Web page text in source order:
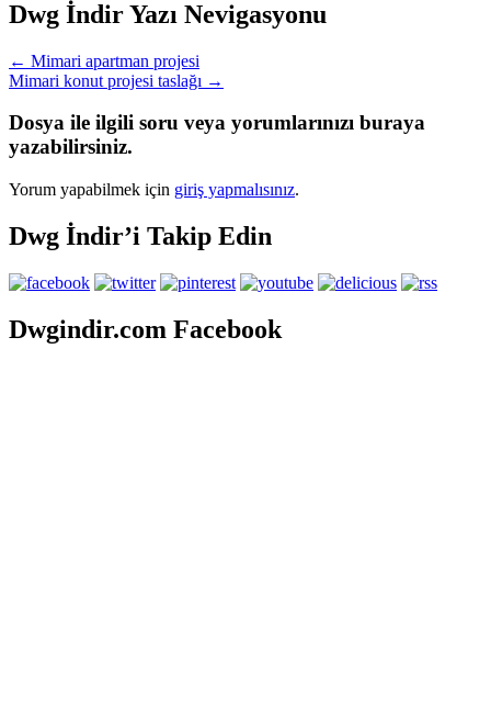
Dwg İndir Yazı Nevigasyonu
← Mimari apartman projesi
Mimari konut projesi taslağı →
Dosya ile ilgili soru veya yorumlarınızı buraya
yazabilirsiniz.
Yorum yapabilmek için giriş yapmalısınız.
Dwg İndir’i Takip Edin
Dwgindir.com Facebook